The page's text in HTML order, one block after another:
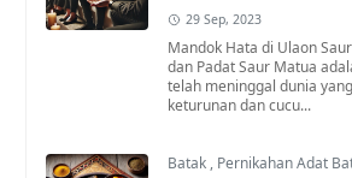
29 Sep, 2023
Mandok Hata di Ulaon
dan Padat Saur Matua
telah meninggal dunia
keturunan dan cucu...
Batak , Pernikahan Adat